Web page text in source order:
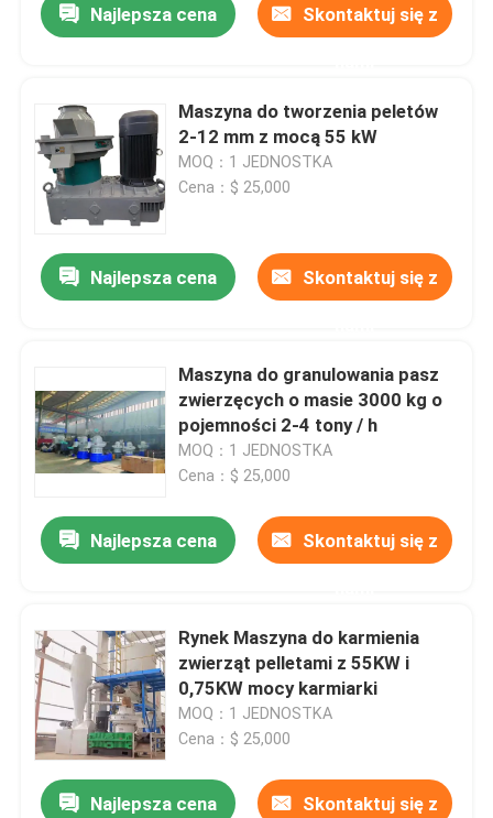
Najlepsza cena Skontaktuj się z
Maszyna do tworzenia peletów
2-12 mm z mocą 55 kW
MOQ：1 JEDNOSTKA
Cena：$ 25,000
Najlepsza cena Skontaktuj się z
Maszyna do granulowania pasz
zwierzęcych o masie 3000 kg o
pojemności 2-4 tony / h
MOQ：1 JEDNOSTKA
Cena：$ 25,000
Najlepsza cena Skontaktuj się z
Rynek Maszyna do karmienia
zwierząt pelletami z 55KW i
0,75KW mocy karmiarki
MOQ：1 JEDNOSTKA
Cena：$ 25,000
Najlepsza cena Skontaktuj się z